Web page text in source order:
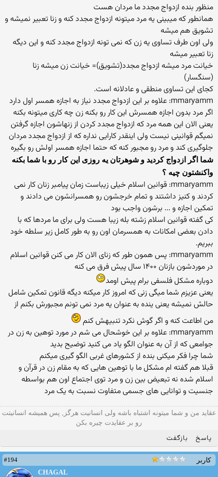
منظور بنده ازدواج مجدد ما مردان هست
همانطور که میبینی یه مرد میتونه ازدواج مجدد کنه و زنا تعبیر نمیشه و
تشویق هم میشه
ولی اون طرف تساوی یه زن که نمی تونه ازدواج مجدد کنه و این دیگه
زنا تعبیر میشه
خیانت مرد میشه ازدواج مجدد(تشویق)= خیانت زن میشه زنا
(سنگسار)
کجای این تساوی منطقی و عادلانه است.
mmaryamm: علاوه بر این ازدواج مجدد نیاز به اجازه همسر اول دارد
اگر مرد بدون اجازه همسرش این کار رو بکنه زن چه کاری میتونه بکنه
یعنی الان این همه مرد که ازدواج مجدد کردن از زنهاشون اجازه گرفتن
نمیگم قوانینی نیست ولی اینقدر کارایی نداره که از ازدواج مجدد مردان
جلوگیری کند و مرد رو مجبور کنه که حتما اجازه همسر اولش رو بگیره
شما اگر ازدواج کردید و شوهرتان یه روزی این کار رو با شما بکنه
واکنشتون چیه ؟
mmaryamm: قوانین اسلام خیلی زیباست زمان پیامبر زنان کار نمی
کردند و کنیز داشتند و تمام خرجشون رو همسرانشون می دادند و
تمکین اجازه و ... برشون واجب بود
کی گفته قوانین اسلام زشته بله زیبا هست ولی برای ما مردها که با
دادن بعضی امکانات به همسرمان اون رو به طور کامل زیر سلطه خود
ببریم.
mmaryamm: پس همون طور که زنای الان کار می کنن قوانین اسلام
در موردشون بازنان ۱۴۰۰ سال پیش فرق می کنه
دوباره مشکل فلسفی برام پیش اومد
یعنی عزیزم شما میگی زنی که امروز کار میکنه دیگه قانون تمکین شامل
حالش نمیشه یعنی ینده به عنوان یه مرد نمی تونم مجبورش بکنم از
من اطاعت کنه و اگر گوش نکرد تنبیهش کنم
mmaryamm: علاوه بر این خوشحال می شم در مورد توهین به زن در
جوامعی که از آن به عنوان الگو یاد می کنید توضیح بدید
شما چرا فکر میکنی بنده از کشورهای غربی الگو گیری میکنم
قبلا هم گفته ام مشکل ما با توهین هایی که به مقام زن در قرآن و
اسلام شده نه تبعیض بین زن و مرد توی اجتماع اون هم بواسطه
جنسیت و توانایی های جسمی متفاوت نسبت به یک مرد
عقاید من و شما میتونه اشتباه باشه ولی انسانیت هرگز, پس همیشه انسانیتت
رو بر عقایدت چیره بکن
پاسخ بازگفت
کاربر
#194
CHAGAL